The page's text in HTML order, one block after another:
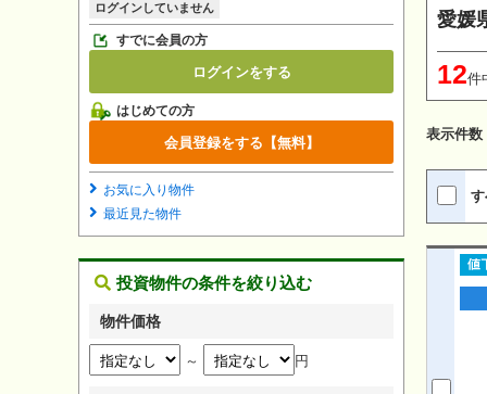
北
海
道
東
北
青森
秋田
岩手
宮城
山形
福島
関
東
東京
埼玉
神奈川
千葉
茨城
栃木
群馬
信
州・
北
新潟
富山
石川
福井
長野
山梨
東
海
静岡
愛知
岐阜
三重
関
西
大阪
兵庫
京都
滋賀
奈良
和歌山
中
国・
四
鳥取
岡山
島根
広島
山口
香川
徳島
愛媛
高知
九
州
福岡
佐賀
長崎
熊本
大分
宮崎
鹿児島
沖縄 愛媛
12件
表示件数
ログインしていません
すでに会員の方
ログインをする
はじめての方
会員登録をする【無料】
お気に入り物件
最近見た物件
投資物件の条件を絞り込む
物件価格
～ 円